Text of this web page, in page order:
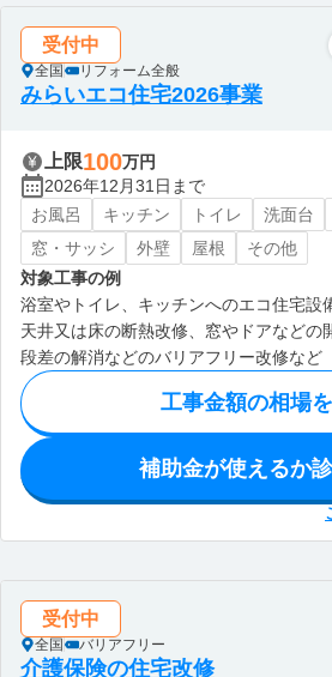
受付中
全国 リフォーム全般
みらいエコ住宅2026事業
上限100万円
2026年12月31日まで
お風呂
キッチン トイレ 洗面台
窓・サッシ
外壁 屋根
その他
対象工事の例
浴室やトイレ、キッチンへのエコ住宅設
天井又は床の断熱改修、窓やドアなどの
段差の解消などのバリアフリー改修など
工事金額の相場
補助金が使えるか
受付中
全国 バリアフリー
介護保険の住宅改修